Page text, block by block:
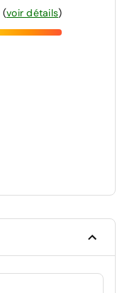
(voir détails)